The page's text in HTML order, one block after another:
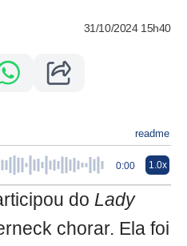
31/10/2024 15h40
readme
0:00 1.0x
do Lady
chorar. Ela foi